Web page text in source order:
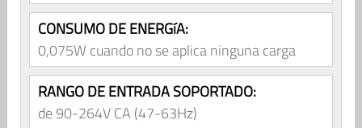
CONSUMO DE ENERGíA:
0,075W cuando no se aplica ninguna carga
RANGO DE ENTRADA SOPORTADO:
de 90-264V CA (47-63Hz)